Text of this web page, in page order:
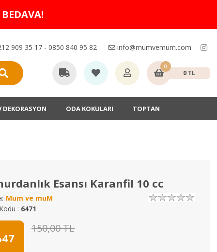
909 35 17 - 0850 840 95 82 info@mumvemum.com
0
0 TL
DEKORASYON ODA KOKULARI TOPTAN
Esansı Karanfil 10 cc
Mum ve muM
: 6471
150,00 TL